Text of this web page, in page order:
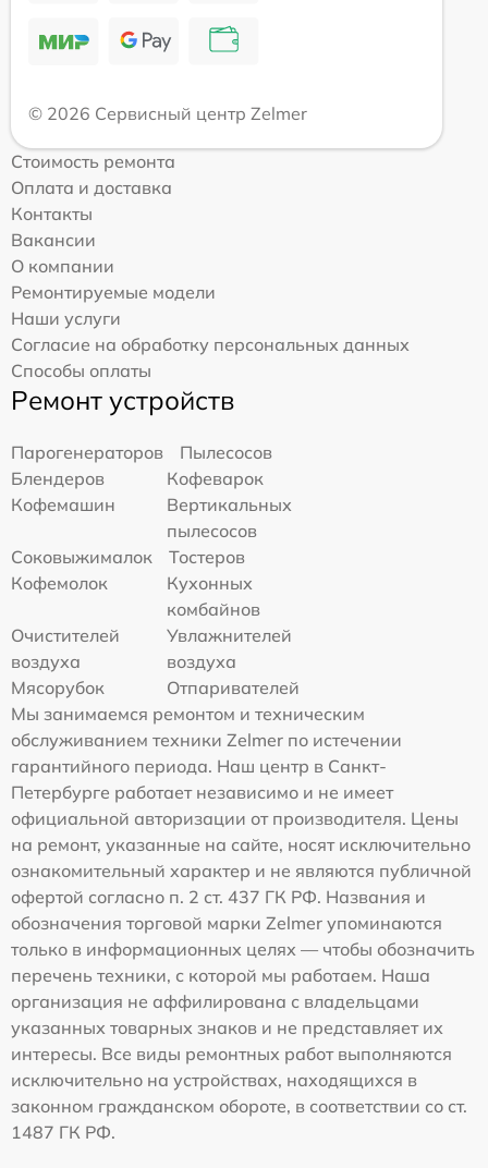
© 2026 Сервисный центр Zelmer
Стоимость ремонта
Оплата и доставка
Контакты
Вакансии
О компании
Ремонтируемые модели
Наши услуги
Согласие на обработку персональных данных
Способы оплаты
Ремонт устройств
Парогенераторов
Пылесосов
Блендеров
Кофеварок
Кофемашин
Вертикальных
пылесосов
Соковыжималок
Тостеров
Кофемолок
Кухонных
комбайнов
Очистителей
воздуха
Увлажнителей
воздуха
Мясорубок
Отпаривателей
Мы занимаемся ремонтом и техническим
обслуживанием техники Zelmer по истечении
гарантийного периода. Наш центр в Санкт-
Петербурге работает независимо и не имеет
официальной авторизации от производителя. Цены
на ремонт, указанные на сайте, носят исключительно
ознакомительный характер и не являются публичной
офертой согласно п. 2 ст. 437 ГК РФ. Названия и
обозначения торговой марки Zelmer упоминаются
только в информационных целях — чтобы обозначить
перечень техники, с которой мы работаем. Наша
организация не аффилирована с владельцами
указанных товарных знаков и не представляет их
интересы. Все виды ремонтных работ выполняются
исключительно на устройствах, находящихся в
законном гражданском обороте, в соответствии со ст.
1487 ГК РФ.